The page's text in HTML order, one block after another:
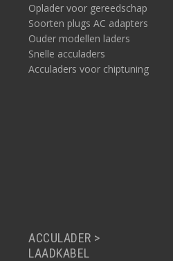
Oplader voor gereedschap
Soorten plugs AC adapters
Ouder modellen laders
Snelle acculaders
Acculaders voor chiptuning
ACCULADER >
LAADKABEL